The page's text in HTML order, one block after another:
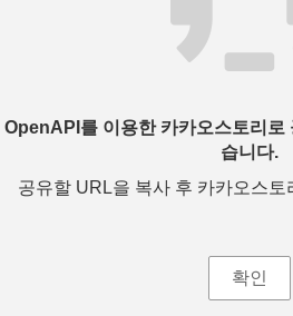
OpenAPI를 이용한 카카오스토리로
습니다.
공유할 URL을 복사 후 카카오스
확인